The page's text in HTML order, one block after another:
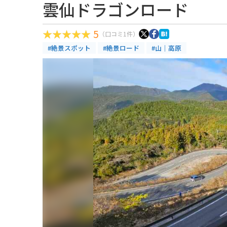
雲仙ドラゴンロード
5 （口コミ1件）
#絶景スポット #絶景ロード #山｜高原